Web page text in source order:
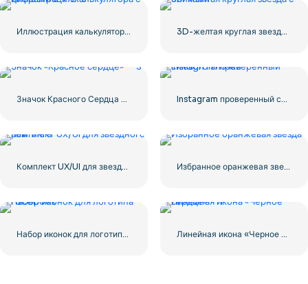
Избранное оранжевая звезда